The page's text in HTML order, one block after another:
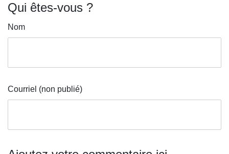
Qui êtes-vous ?
Nom
Courriel (non publié)